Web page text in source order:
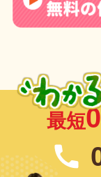
最短0